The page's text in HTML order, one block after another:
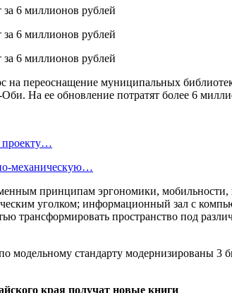
на переоснащение муниципальных
На ее обновление потратят более 6
проекту…
механическую…
принципам эргономики, мобильности,
уголком; информационный зал с
трансформировать пространство под
модельному стандарту модернизированы
края получат новые книги